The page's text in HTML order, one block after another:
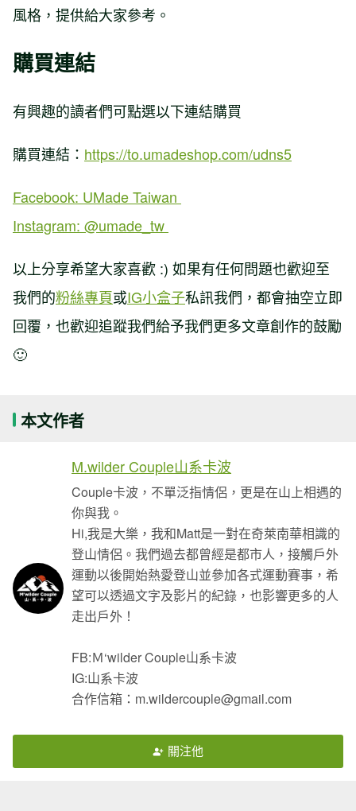
風格，提供給大家參考。
購買連結
有興趣的讀者們可點選以下連結購買
購買連結： https://to.umadeshop.com/udns5
Facebook: UMade Taiwan
Instagram: @umade_tw
以上分享希望大家喜歡 :) 如果有任何問題也歡迎至
我們的粉絲專頁或IG小盒子私訊我們，都會抽空立即
回覆，也歡迎追蹤我們給予我們更多文章創作的鼓勵
🙂
本文作者
M.wilder Couple山系卡波
Couple卡波，不單泛指情侶，更是在山上相遇的
你與我。
Hi,我是大樂，我和Matt是一對在奇萊南華相識的
登山情侶。我們過去都曾經是都市人，接觸戶外
運動以後開始熱愛登山並參加各式運動賽事，希
望可以透過文字及影片的紀錄，也影響更多的人
走出戶外！
FB:Ｍ‘wilder Couple山系卡波
IG:山系卡波
合作信箱：m.wildercouple@gmail.com
關注他